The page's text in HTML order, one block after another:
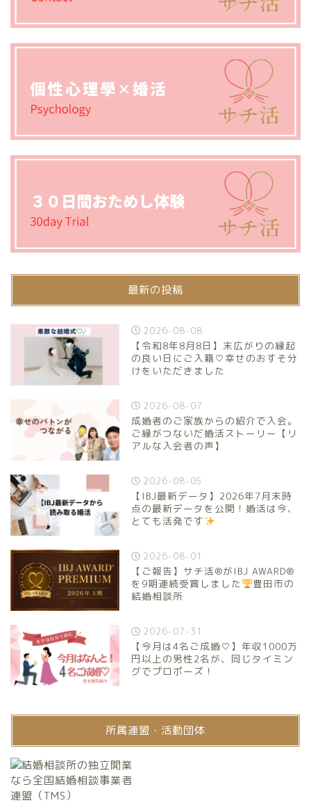
最新の投稿
2026-08-08
【令和8年8月8日】末広がりの縁起
の良い日にご入籍♡幸せのおすそ分
けをいただきました
2026-08-07
成婚者のご家族からの紹介で入会。
ご縁がつないだ婚活ストーリー【リ
アルな入会者の声】
2026-08-05
【IBJ最新データ】2026年7月末時
点の最新データを公開！婚活は今、
とても活発です
2026-08-01
【ご報告】サチ活®がIBJ AWARD®
を9期連続受賞しました
豊田市の
結婚相談所
2026-07-31
【今月は4名ご成婚♡】年収1000万
円以上の男性2名が、同じタイミン
グでプロポーズ！
所属連盟・活動団体